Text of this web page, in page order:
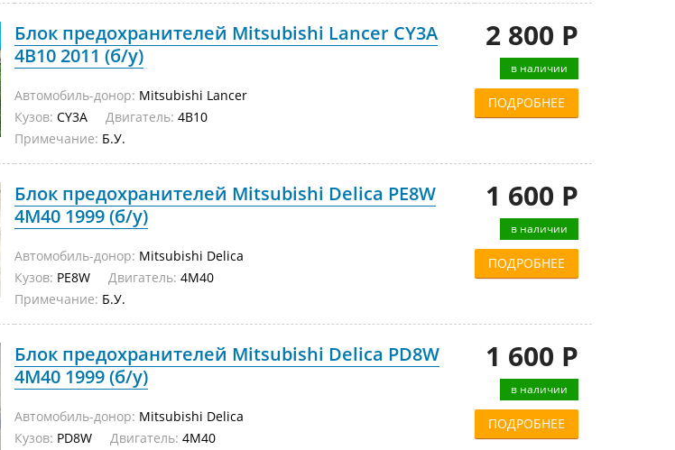
Блок предохранителей Mitsubishi Lancer CY3A
4B10 2011 (б/у)
Автомобиль-донор: Mitsubishi Lancer
Кузов: CY3A Двигатель: 4B10
Примечание: Б.У.
2 800 Р
в наличии
ПОДРОБНЕЕ
Блок предохранителей Mitsubishi Delica PE8W
4M40 1999 (б/у)
Автомобиль-донор: Mitsubishi Delica
Кузов: PE8W Двигатель: 4M40
Примечание: Б.У.
1 600 Р
в наличии
ПОДРОБНЕЕ
Блок предохранителей Mitsubishi Delica PD8W
4M40 1999 (б/у)
Автомобиль-донор: Mitsubishi Delica
Кузов: PD8W Двигатель: 4M40
1 600 Р
в наличии
ПОДРОБНЕЕ